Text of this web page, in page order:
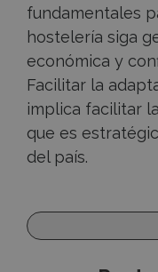
fundamentales
hostelería siga
económica y
Facilitar la
implica facilitar
que es
del país.